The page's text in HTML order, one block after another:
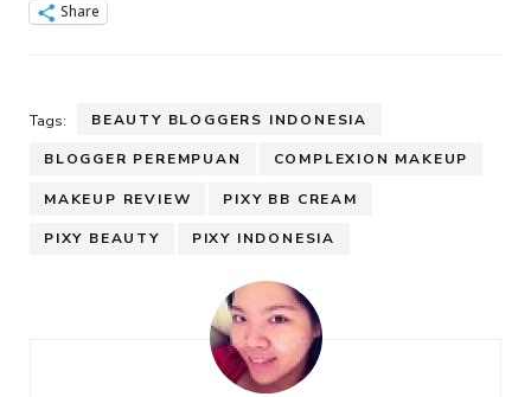
Share
Tags: BEAUTY BLOGGERS INDONESIA
BLOGGER PEREMPUAN COMPLEXION MAKEUP
MAKEUP REVIEW PIXY BB CREAM
PIXY BEAUTY PIXY INDONESIA